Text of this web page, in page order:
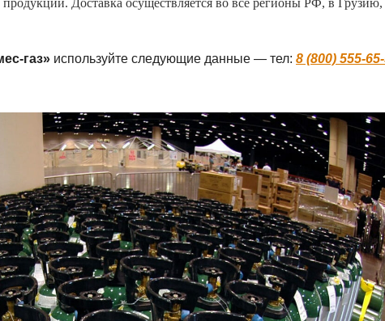
продукции. Доставка осуществляется во все регионы РФ, в
газ» используйте следующие данные — тел: 8 (800) 555-